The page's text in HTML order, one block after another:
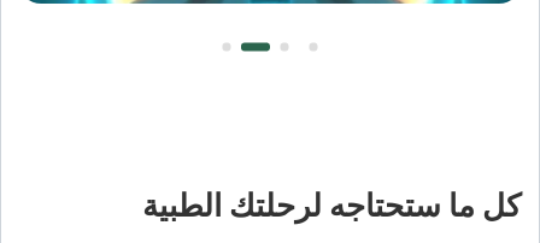
كل ما ستحتاجه لرحلتك الطبية